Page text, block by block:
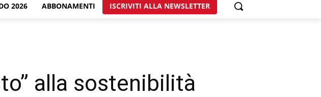
2026 ABBONAMENTI ISCRIVITI ALLA NEWSLETTER
alla sostenibilità